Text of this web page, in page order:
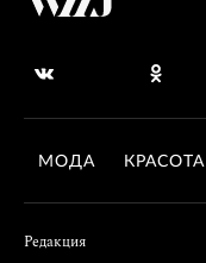
МОДА КРАСОТА
Редакция